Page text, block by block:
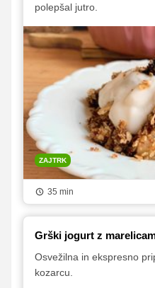
polepšal jutro.
ZAJTRK
35 min
Grški jogurt z
Osvežilna in ekspresno
kozarcu.